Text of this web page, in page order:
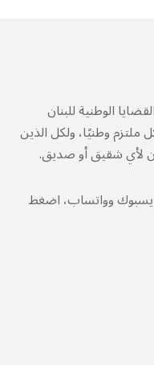
الوطنية للبنان
وطنيًا، ولكل الذين
لأي شقيق أو صديق.
وواتساب، اضغط